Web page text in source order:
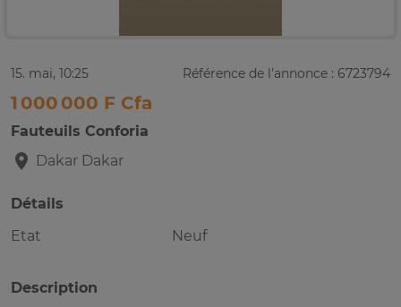
15. mai, 10:25 Référence de l'annonce : 6723794
1 000 000 F Cfa
Fauteuils Conforia
Dakar Dakar
Détails
Etat
Neuf
Description